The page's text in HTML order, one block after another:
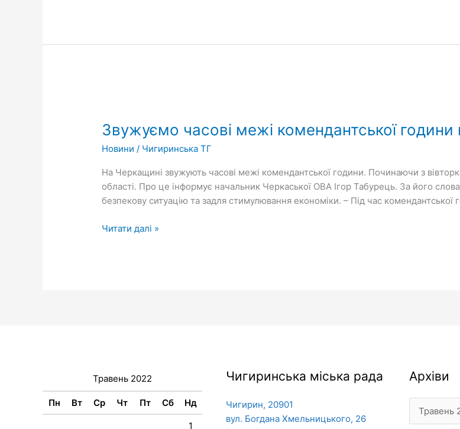
Звужуємо часові межі комендантської
Новини / Чигиринська ТГ
На Черкащині звужують часові межі комендантської години. Починаючи з
області. Про це інформує начальник Черкаської ОВА Ігор Табурець. За його
безпекову ситуацію та задля стимулювання економіки. – Під час комендантської
межі
комендантської
години
на
Черкащині,
–
Табурець
Читати далі »
Травень 2022
Пн Вт Ср Чт Пт Сб Нд
1
Чигиринська міська рада
Чигирин, 20901
вул. Богдана Хмельницького, 26
Архіви
Архіви